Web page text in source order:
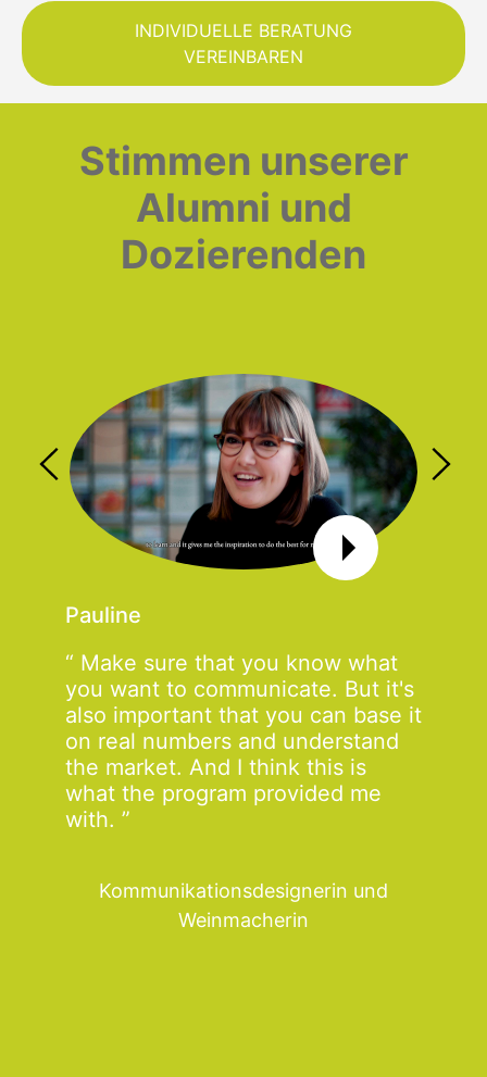
INDIVIDUELLE BERATUNG
VEREINBAREN
Stimmen unserer
Alumni und
Dozierenden
Pauline
Make sure that you know what
you want to communicate. But it's
also important that you can base it
on real numbers and understand
the market. And I think this is
what the program provided me
with.
Kommunikationsdesignerin und
Weinmacherin